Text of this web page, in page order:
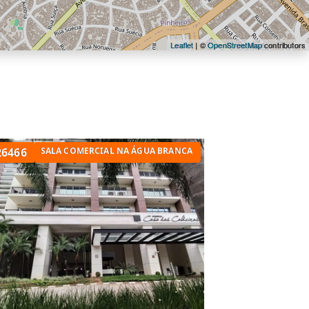
Leaflet | ©OpenStreetMapcontributors
SALA COMERCIAL NA ÁGUA BRANCA